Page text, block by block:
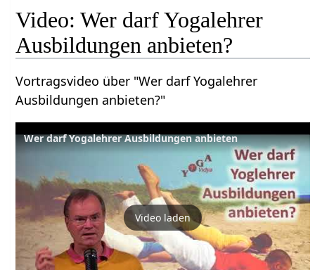
Video: Wer darf Yogalehrer
Ausbildungen anbieten?
Vortragsvideo über "Wer darf Yogalehrer
Ausbildungen anbieten?"
Wer darf Yogalehrer Ausbildungen anbieten
Video laden